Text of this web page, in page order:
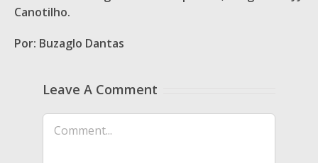
Canotilho.
Por: Buzaglo Dantas
Leave A Comment
Comment